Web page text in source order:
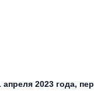
2023 года,